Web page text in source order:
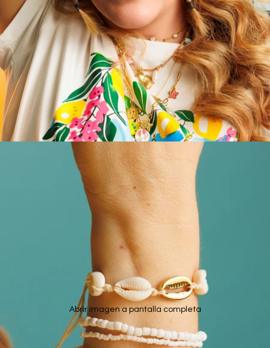
Abrir imagen a pantalla completa